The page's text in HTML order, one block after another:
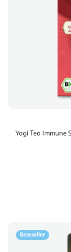
Yogi Tea Immune
Bestseller